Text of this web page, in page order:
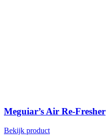
Meguiar’s Air Re-Fresher
Bekijk product